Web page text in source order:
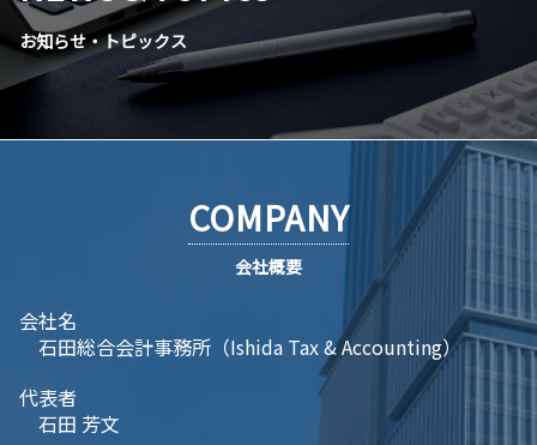
お知らせ・トピックス
COMPANY
会社概要
会社名
石田総合会計事務所（Ishida Tax & Accounting）
代表者
石田 芳文